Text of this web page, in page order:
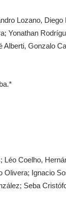
Lozano, Diego
Yonathan
Alberti, Gonzalo
Léo Coelho,
Olivera; Ignacio
Seba